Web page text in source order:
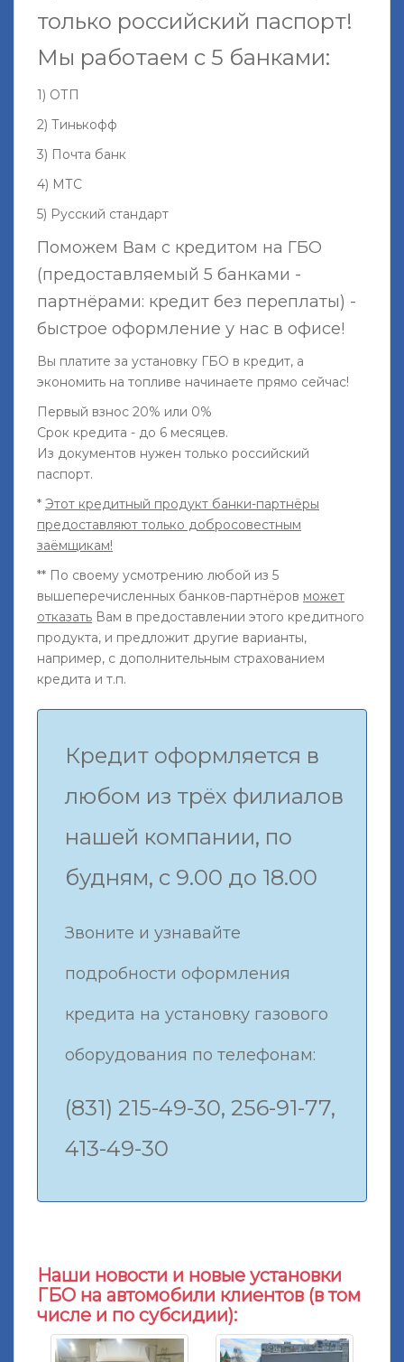
только российский паспорт!
Мы работаем с 5 банками:
1) ОТП
2) Тинькофф
3) Почта банк
4) МТС
5) Русский стандарт
Поможем Вам с кредитом на ГБО
(предоставляемый 5 банками -
партнёрами: кредит без переплаты) -
быстрое оформление у нас в офисе!
Вы платите за установку ГБО в кредит, а
экономить на топливе начинаете прямо сейчас!
Первый взнос 20% или 0%
Срок кредита - до 6 месяцев.
Из документов нужен только российский
паспорт.
* Этот кредитный продукт банки-партнёры
предоставляют только добросовестным
заёмщикам!
** По своему усмотрению любой из 5
вышеперечисленных банков-партнёров может
отказать Вам в предоставлении этого кредитного
продукта, и предложит другие варианты,
например, с дополнительным страхованием
кредита и т.п.
Кредит оформляется в
любом из трёх филиалов
нашей компании, по
будням, с 9.00 до 18.00
Звоните и узнавайте
подробности оформления
кредита на установку газового
оборудования по телефонам:
(831) 215-49-30, 256-91-77,
413-49-30
Наши новости и новые установки
ГБО на автомобили клиентов (в том
числе и по субсидии):